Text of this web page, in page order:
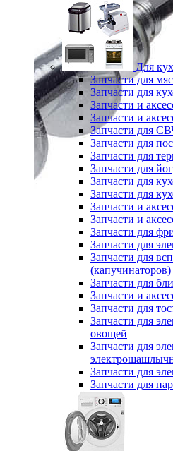
Для
Запчасти для
Запчасти для
Запчасти и
Запчасти и
Запчасти для
Запчасти для
Запчасти для
Запчасти для
Запчасти для
Запчасти для
Запчасти и
Запчасти и
Запчасти для
Запчасти для
Запчасти для
(капучинаторов)
Запчасти для
Запчасти и
Запчасти для
Запчасти для
овощей
Запчасти для
Запчасти для
Запчасти для